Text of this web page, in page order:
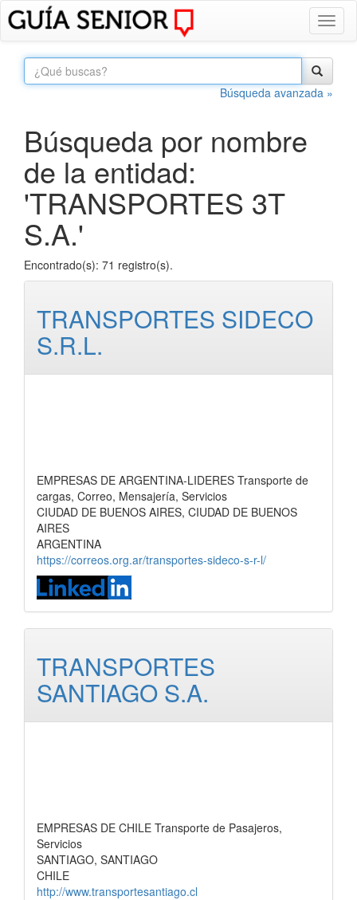
Búsqueda avanzada »
Búsqueda por nombre
de la entidad:
'TRANSPORTES 3T
S.A.'
Encontrado(s): 71 registro(s).
TRANSPORTES SIDECO
S.R.L.
EMPRESAS DE ARGENTINA-LIDERES Transporte de
cargas, Correo, Mensajería, Servicios
CIUDAD DE BUENOS AIRES, CIUDAD DE BUENOS
AIRES
ARGENTINA
https://correos.org.ar/transportes-sideco-s-r-l/
TRANSPORTES
SANTIAGO S.A.
EMPRESAS DE CHILE Transporte de Pasajeros,
Servicios
SANTIAGO, SANTIAGO
CHILE
http://www.transportesantiago.cl